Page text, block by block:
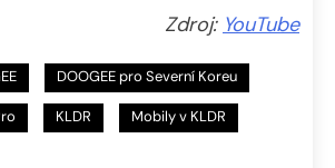
Zdroj: YouTube
DOOGEE pro Severní Koreu
KLDR Mobily v KLDR